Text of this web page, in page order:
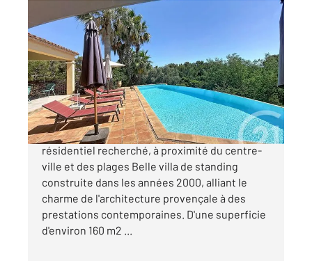
LA CROIX VALMER 83
, 6 pièces
Ref : 5404
Maison à vendre
1 495 000 €
EXCLUSIVITE La Croix-Valmer Secteur
résidentiel recherché, à proximité du centre-
ville et des plages Belle villa de standing
construite dans les années 2000, alliant le
charme de l'architecture provençale à des
prestations contemporaines. D'une superficie
d'environ 160 m2 ...